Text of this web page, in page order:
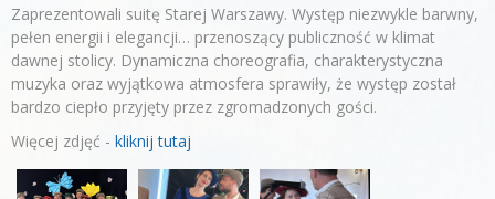
Zaprezentowali suitę Starej Warszawy. Występ niezwykle barwny,
pełen energii i elegancji… przenoszący publiczność w klimat
dawnej stolicy. Dynamiczna choreografia, charakterystyczna
muzyka oraz wyjątkowa atmosfera sprawiły, że występ został
bardzo ciepło przyjęty przez zgromadzonych gości.
Więcej zdjęć - kliknij tutaj